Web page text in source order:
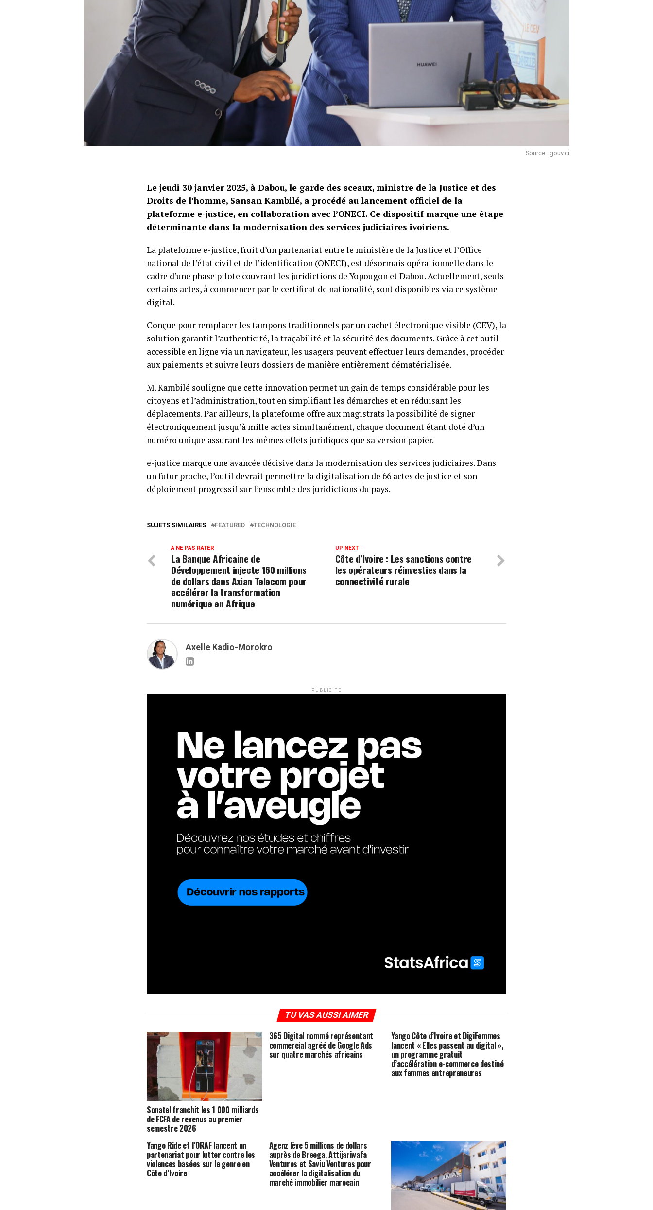
Source : gouv.ci
Le jeudi 30 janvier 2025, à Dabou, le garde des sceaux, ministre de la Justice et des
Droits de l’homme, Sansan Kambilé, a procédé au lancement officiel de la
plateforme e-justice, en collaboration avec l’ONECI. Ce dispositif marque une étape
déterminante dans la modernisation des services judiciaires ivoiriens.
La plateforme e-justice, fruit d’un partenariat entre le ministère de la Justice et l’Office
national de l’état civil et de l’identification (ONECI), est désormais opérationnelle dans le
cadre d’une phase pilote couvrant les juridictions de Yopougon et Dabou. Actuellement, seuls
certains actes, à commencer par le certificat de nationalité, sont disponibles via ce système
digital.
Conçue pour remplacer les tampons traditionnels par un cachet électronique visible (CEV), la
solution garantit l’authenticité, la traçabilité et la sécurité des documents. Grâce à cet outil
accessible en ligne via un navigateur, les usagers peuvent effectuer leurs demandes, procéder
aux paiements et suivre leurs dossiers de manière entièrement dématérialisée.
M. Kambilé souligne que cette innovation permet un gain de temps considérable pour les
citoyens et l’administration, tout en simplifiant les démarches et en réduisant les
déplacements. Par ailleurs, la plateforme offre aux magistrats la possibilité de signer
électroniquement jusqu’à mille actes simultanément, chaque document étant doté d’un
numéro unique assurant les mêmes effets juridiques que sa version papier.
e-justice marque une avancée décisive dans la modernisation des services judiciaires. Dans
un futur proche, l’outil devrait permettre la digitalisation de 66 actes de justice et son
déploiement progressif sur l’ensemble des juridictions du pays.
SUJETS SIMILAIRES FEATURED TECHNOLOGIE
UP NEXT
Côte d’Ivoire : Les sanctions contre
les opérateurs réinvesties dans la
connectivité rurale
A NE PAS RATER
La Banque Africaine de
Développement injecte 160 millions
de dollars dans Axian Telecom pour
accélérer la transformation
numérique en Afrique
Axelle Kadio-Morokro
PUBLICITÉ
TU VAS AUSSI AIMER
Sonatel franchit les 1 000 milliards
de FCFA de revenus au premier
semestre 2026
365 Digital nommé représentant
commercial agréé de Google Ads
sur quatre marchés africains
Yango Côte d’Ivoire et DigiFemmes
lancent « Elles passent au digital »,
un programme gratuit
d’accélération e-commerce destiné
aux femmes entrepreneures
Yango Ride et l’ORAF lancent un
partenariat pour lutter contre les
violences basées sur le genre en
Côte d’Ivoire
Agenz lève 5 millions de dollars
auprès de Breega, Attijariwafa
Ventures et Saviu Ventures pour
accélérer la digitalisation du
marché immobilier marocain